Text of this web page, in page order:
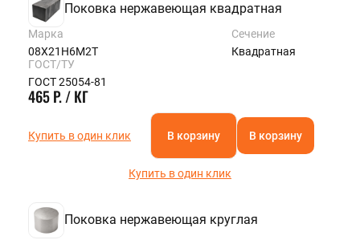
Поковка нержавеющая квадратная
Марка
08Х21Н6М2Т
Сечение
Квадратная
ГОСТ/ТУ
ГОСТ 25054-81
465 Р. / КГ
Купить в один клик В корзину В корзину
Купить в один клик
Поковка нержавеющая круглая